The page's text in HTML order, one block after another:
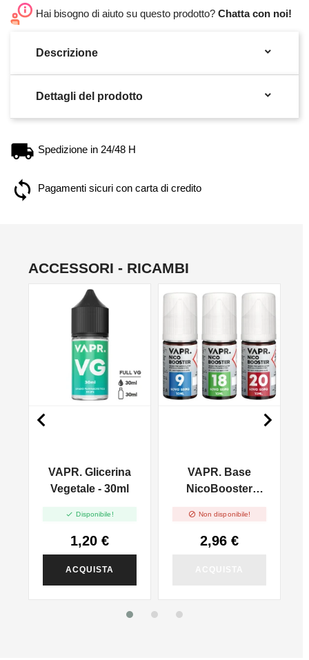
Hai bisogno di aiuto su questo prodotto? Chatta con noi!
Descrizione 
Dettagli del prodotto 
Spedizione in 24/48 H
Pagamenti sicuri con carta di credito
ACCESSORI - RICAMBI
VAPR. Glicerina
Vegetale - 30ml
 Disponibile!
1,20 €
ACQUISTA
VAPR. Base
NicoBooster
 Non disponibile!
2,96 €
 